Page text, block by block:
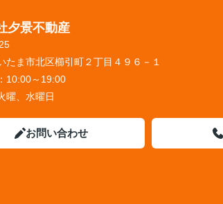
夕景不動産
たま市北区櫛引町２丁目４９６－１
10:00～19:00
曜、水曜日
お問い合わせ